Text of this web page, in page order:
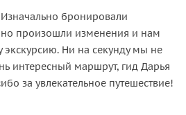
бронировали
но произошли изменения и нам
экскурсию. Ни на секунду мы не
интересный маршрут, гид Дарья
за увлекательное путешествие!